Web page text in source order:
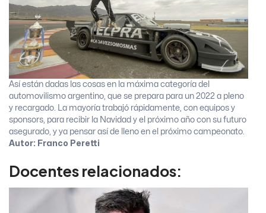
Así están dadas las cosas en la máxima categoría del
automovilismo argentino, que se prepara para un 2022 a pleno
y recargado. La mayoría trabajó rápidamente, con equipos y
sponsors, para recibir la Navidad y el próximo año con su futuro
asegurado, y ya pensar así de lleno en el próximo campeonato.
Autor: Franco Peretti
Docentes relacionados: